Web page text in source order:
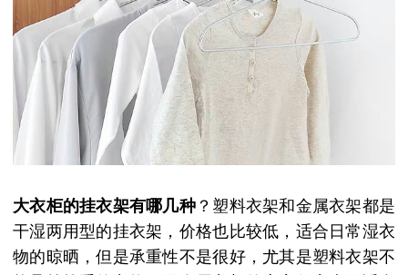
大衣柜的挂衣架有哪几种 ？塑料衣架和金属衣架都是
干湿两用型的挂衣架，价格也比较低，适合日常湿衣
物的晾晒，但是承重性不是很好，尤其是塑料衣架不